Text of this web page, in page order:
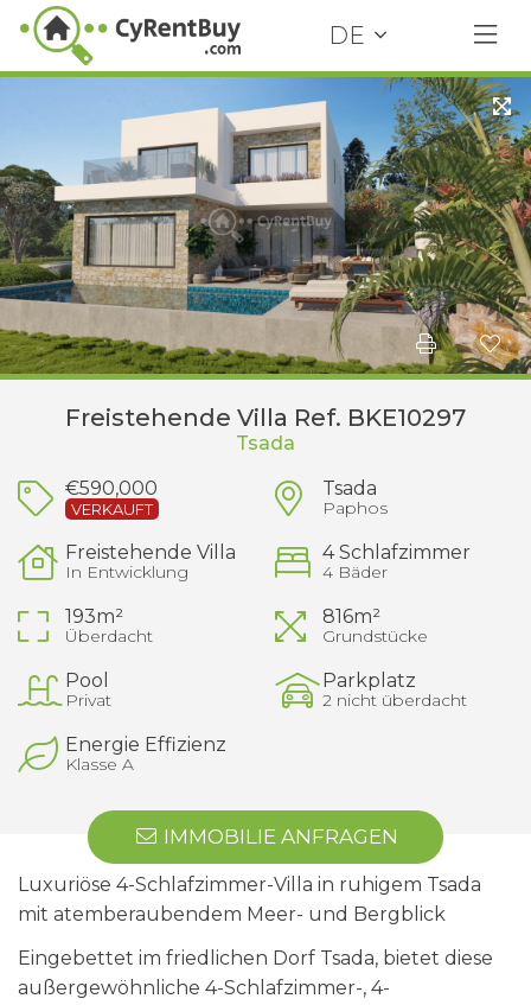
DE
Freistehende Villa Ref. BKE10297
Tsada
€590,000
VERKAUFT
Tsada
Paphos
Freistehende Villa
In Entwicklung
4 Schlafzimmer
4 Bäder
193m²
Überdacht
816m²
Grundstücke
Pool
Privat
Parkplatz
2 nicht überdacht
Energie Effizienz
Klasse A
IMMOBILIE ANFRAGEN
Luxuriöse 4-Schlafzimmer-Villa in ruhigem Tsada
mit atemberaubendem Meer- und Bergblick
Eingebettet im friedlichen Dorf Tsada, bietet diese
außergewöhnliche 4-Schlafzimmer-, 4-